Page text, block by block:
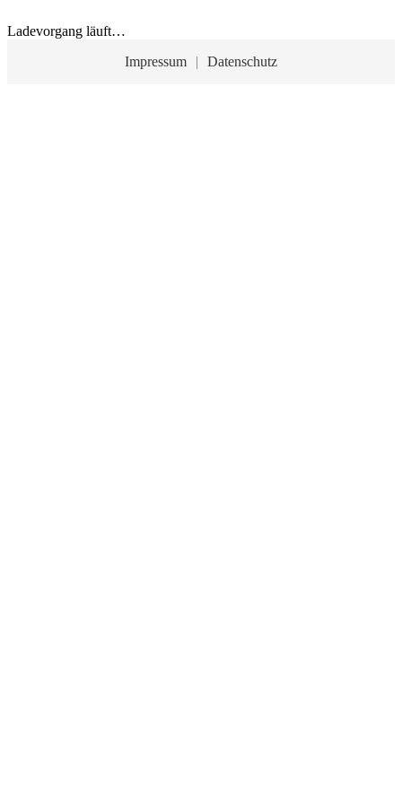
Ladevorgang läuft…
Impressum
| Datenschutz